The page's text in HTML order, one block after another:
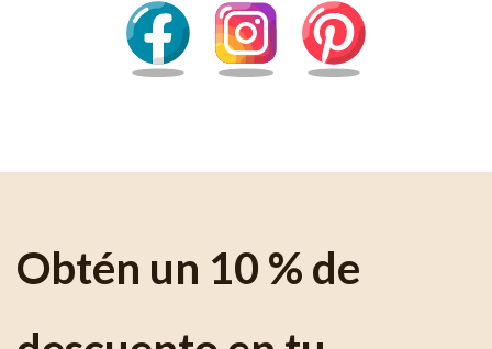
Obtén un 10 % de